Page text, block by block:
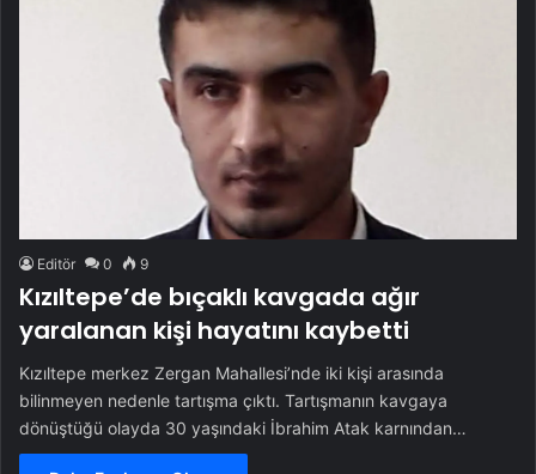
Editör 0 9
Kızıltepe’de bıçaklı kavgada ağır
yaralanan kişi hayatını kaybetti
Kızıltepe merkez Zergan Mahallesi’nde iki kişi arasında
bilinmeyen nedenle tartışma çıktı. Tartışmanın kavgaya
dönüştüğü olayda 30 yaşındaki İbrahim Atak karnından…